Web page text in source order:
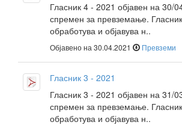
Гласник 4 - 2021 објавен на 30/
спремен за превземање.
обработува и објавува н..
Објавено на 30.04.2021 Превземи
Гласник 3 - 2021
Гласник 3 - 2021 објавен на 31/
спремен за превземање.
обработува и објавува н..